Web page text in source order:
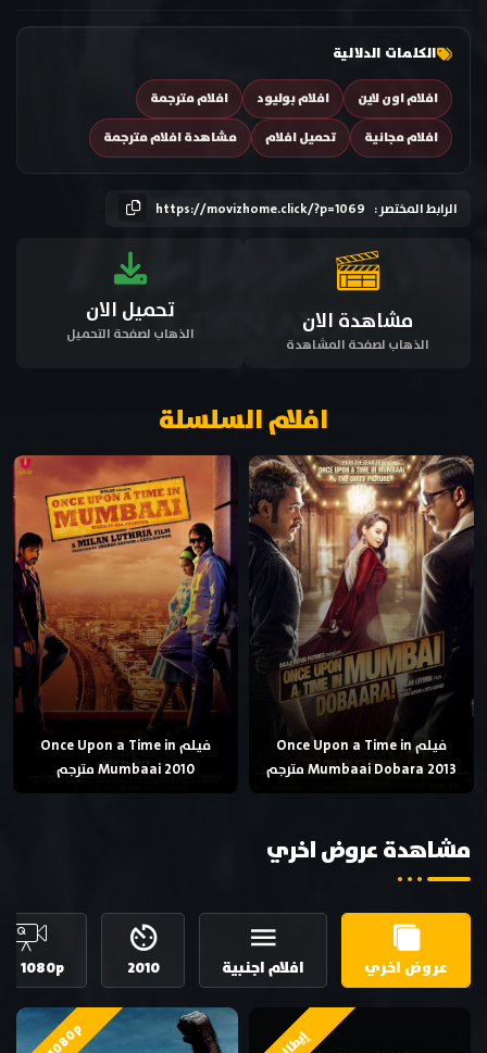
الكلمات الدلالية
افلام اون لاين افلام بوليود
افلام مترجمة
افلام مجانية
تحميل افلام مشاهدة افلام مترجمة
الرابط المختصر : https://movizhome.click/?p=1069
مشاهدة الان
الذهاب لصفحة المشاهدة
تحميل الان
الذهاب لصفحة التحميل
افلام السلسلة
فيلم Once Upon a Time in
Mumbaai Dobara 2013 مترجم
فيلم Once Upon a Time in
Mumbaai 2010 مترجم
مشاهدة عروض اخري
عروض اخري افلام اجنبية 2010
1080p